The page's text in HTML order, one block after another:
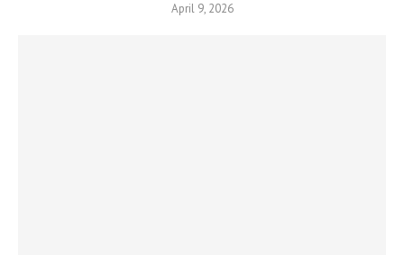
April 9, 2026